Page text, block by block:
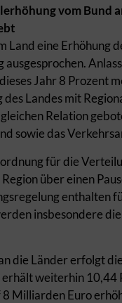
vom Bund
eine Erhöhung
Jahr 8 Prozent
Landes mit
Relation
sowie das
für die
über einen
enthalten
insbesondere
die Länder erfolgt
weiterhin
Milliarden Euro